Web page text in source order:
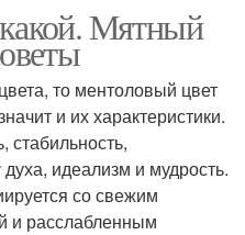
Мятный
то ментоловый цвет
и их характеристики.
стабильность,
идеализм и мудрость.
со свежим
и расслабленным